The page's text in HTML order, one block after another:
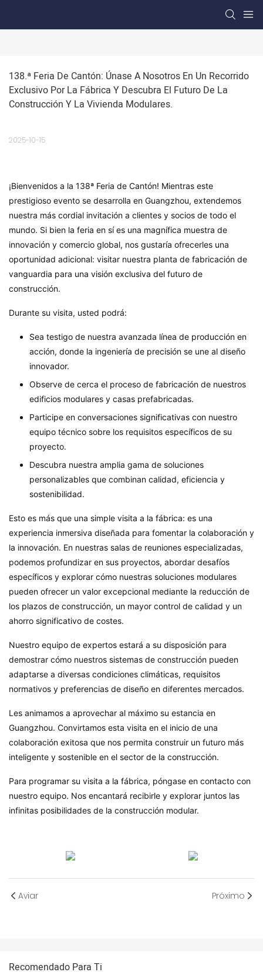
138.ª Feria De Cantón: Únase A Nosotros En Un Recorrido
Exclusivo Por La Fábrica Y Descubra El Futuro De La
Construcción Y La Vivienda Modulares.
2025-10-15
¡Bienvenidos a la 138ª Feria de Cantón! Mientras este
prestigioso evento se desarrolla en Guangzhou, extendemos
nuestra más cordial invitación a clientes y socios de todo el
mundo. Si bien la feria en sí es una magnífica muestra de
innovación y comercio global, nos gustaría ofrecerles una
oportunidad adicional: visitar nuestra planta de fabricación de
vanguardia para una visión exclusiva del futuro de
construcción.
Durante su visita, usted podrá:
Sea testigo de nuestra avanzada línea de producción en
acción, donde la ingeniería de precisión se une al diseño
innovador.
Observe de cerca el proceso de fabricación de nuestros
edificios modulares y casas prefabricadas.
Participe en conversaciones significativas con nuestro
equipo técnico sobre los requisitos específicos de su
proyecto.
Descubra nuestra amplia gama de soluciones
personalizables que combinan calidad, eficiencia y
sostenibilidad.
Esto es más que una simple visita a la fábrica: es una
experiencia inmersiva diseñada para fomentar la colaboración y
la innovación. En nuestras salas de reuniones especializadas,
podemos profundizar en sus proyectos, abordar desafíos
específicos y explorar cómo nuestras soluciones modulares
pueden ofrecer un valor excepcional mediante la reducción de
los plazos de construcción, un mayor control de calidad y un
ahorro significativo de costes.
Nuestro equipo de expertos estará a su disposición para
demostrar cómo nuestros sistemas de construcción pueden
adaptarse a diversas condiciones climáticas, requisitos
normativos y preferencias de diseño en diferentes mercados.
Les animamos a aprovechar al máximo su estancia en
Guangzhou. Convirtamos esta visita en el inicio de una
colaboración exitosa que nos permita construir un futuro más
inteligente y sostenible en el sector de la construcción.
Para programar su visita a la fábrica, póngase en contacto con
nuestro equipo. Nos encantará recibirle y explorar juntos las
infinitas posibilidades de la construcción modular.
Aviar Próximo
Recomendado Para Ti